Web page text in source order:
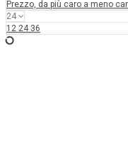
Prezzo, da più caro a meno
24
12 24 36